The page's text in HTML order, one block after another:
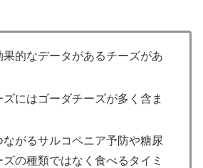
果的なデータがあるチーズがあ
にはゴーダチーズが多く含ま
がるサルコペニア予防や糖尿
の種類ではなく食べるタイミ